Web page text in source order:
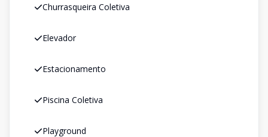
Churrasqueira Coletiva
Elevador
Estacionamento
Piscina Coletiva
Playground